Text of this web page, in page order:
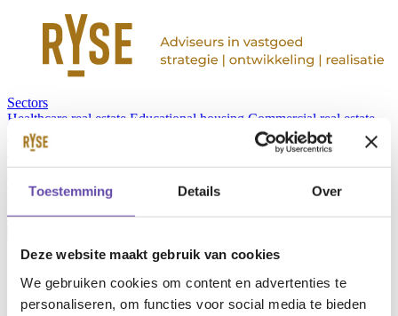
Toestemming Details Over
Deze website maakt gebruik van cookies
We gebruiken cookies om content en advertenties te
personaliseren, om functies voor social media te bieden
Sectors
Healthcare real estate Educational housing Commercial real estate
Public real estate
Services
About us
Team
Werken bij RYSE
Vacancies
en
nl